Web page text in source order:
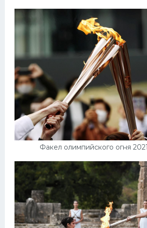
Факел олимпийского огня